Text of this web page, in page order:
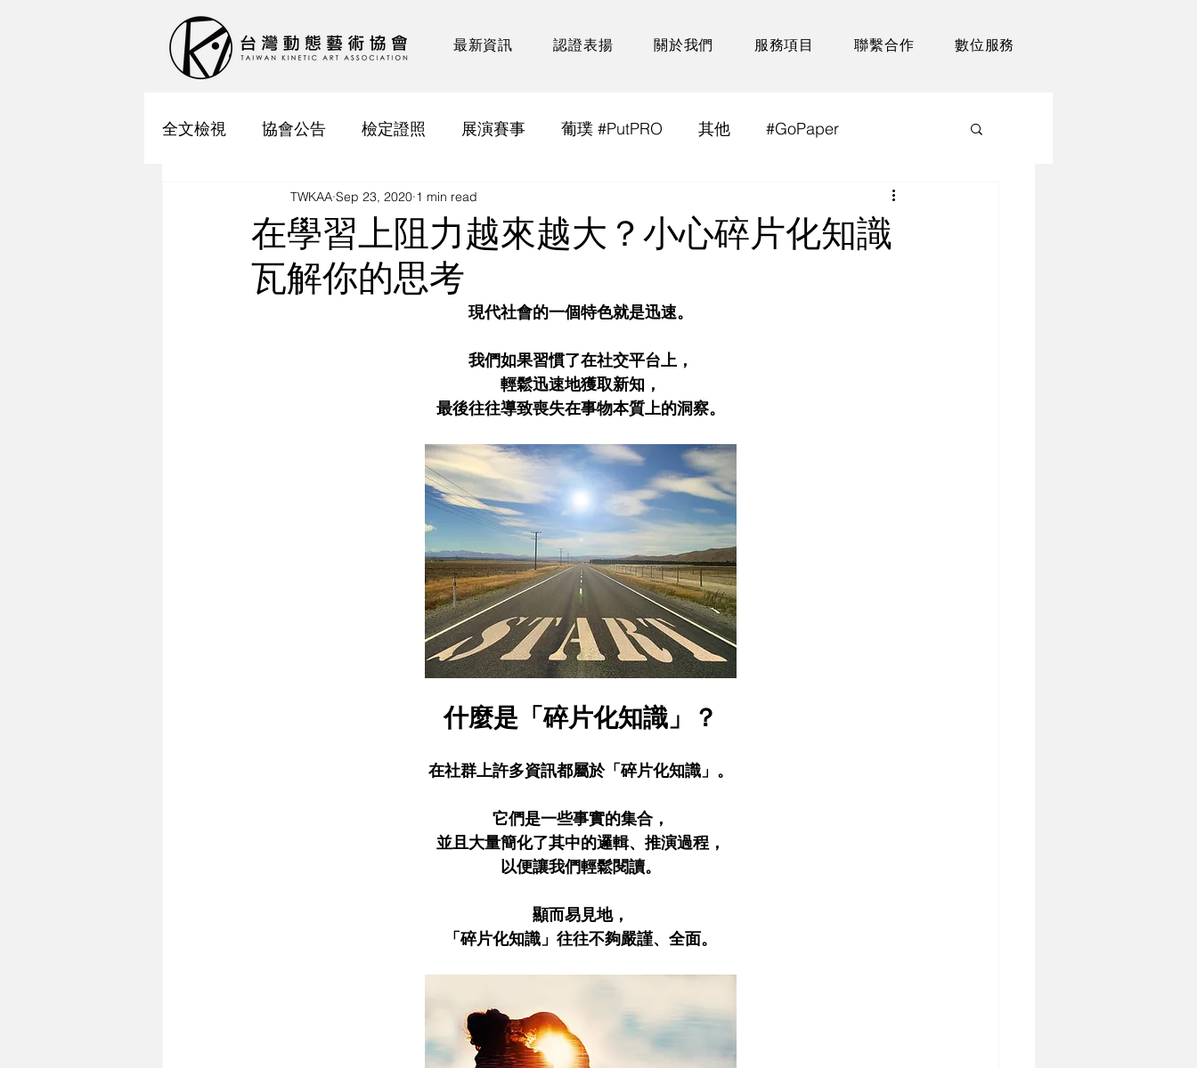
最新資訊 認證表揚 關於我們 服務項目 聯繫合作 數位服務
全文檢視 協會公告 檢定證照 展演賽事 葡璞 #PutPRO 其他 #GoPaper
在學習上阻力越來越大？小心碎片化知識
瓦解你的思考
TWKAA Sep 23, 2020 1 min read
現代社會的一個特色就是迅速。
我們如果習慣了在社交平台上，
輕鬆迅速地獲取新知，
最後往往導致喪失在事物本質上的洞察。
什麼是「碎片化知識」？
在社群上許多資訊都屬於「碎片化知識」。
它們是一些事實的集合，
並且大量簡化了其中的邏輯、推演過程，
以便讓我們輕鬆閱讀。
顯而易見地，
「碎片化知識」往往不夠嚴謹、全面。